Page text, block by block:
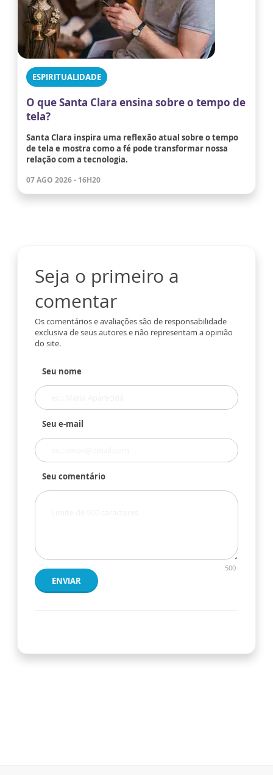
ESPIRITUALIDADE
O que Santa Clara ensina sobre o tempo de
tela?
Santa Clara inspira uma reflexão atual sobre o tempo
de tela e mostra como a fé pode transformar nossa
relação com a tecnologia.
07 AGO 2026 - 16H20
Seja o primeiro a
comentar
Os comentários e avaliações são de responsabilidade
exclusiva de seus autores e não representam a opinião
do site.
Seu nome
Seu e-mail
Seu comentário
500
ENVIAR